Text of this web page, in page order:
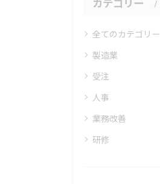
全てのカテゴリー
製造業
受注
人事
業務改善
研修